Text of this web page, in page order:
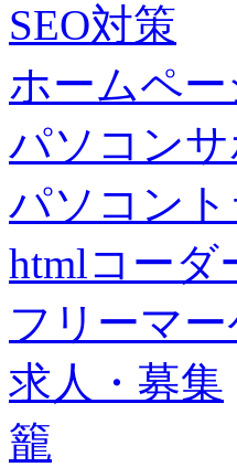
SEO対策
ホームペ
パソコンサ
パソコン
htmlコーダ
フリーマ
求人・募集
籠